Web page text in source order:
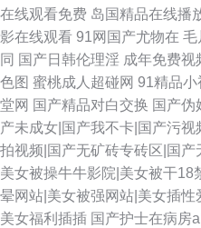
在线观看免费 岛国精品在线播
影在线观看 91网国产尤物在 毛
同 国产日韩伦理淫 成年免费视
色图 蜜桃成人超碰网 91精品小
堂网 国产精品对白交换 国产伪
产未成女|国产我不卡|国产污
拍视频|国产无矿砖专砖区|国
美女被操牛牛影院|美女被干18
晕网站|美女被强网站|美女插性
美女福利插插 国产护士在病房